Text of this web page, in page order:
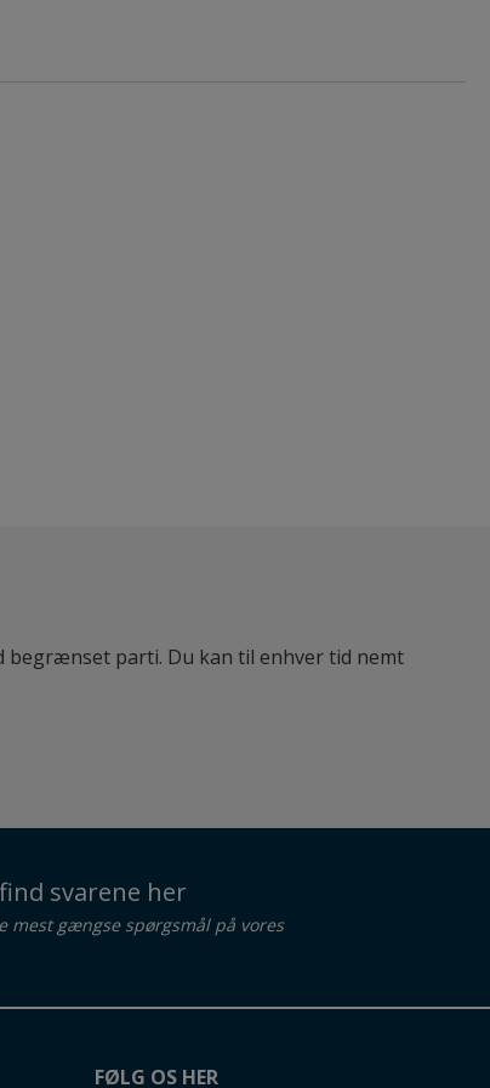
begrænset parti. Du kan til enhver tid nemt
svarene her
mest gængse spørgsmål på vores
FØLG OS HER